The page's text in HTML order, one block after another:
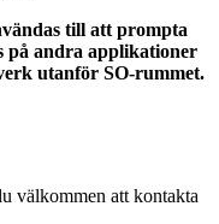
till att prompta
på andra applikationer
utanför SO-rummet.
välkommen att kontakta